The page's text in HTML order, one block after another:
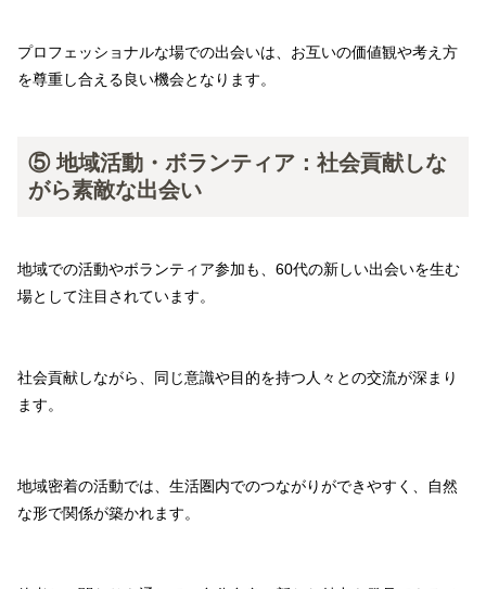
プロフェッショナルな場での出会いは、お互いの価値観や考え方
を尊重し合える良い機会となります。
⑤ 地域活動・ボランティア：社会貢献しな
がら素敵な出会い
地域での活動やボランティア参加も、60代の新しい出会いを生む
場として注目されています。
社会貢献しながら、同じ意識や目的を持つ人々との交流が深まり
ます。
地域密着の活動では、生活圏内でのつながりができやすく、自然
な形で関係が築かれます。